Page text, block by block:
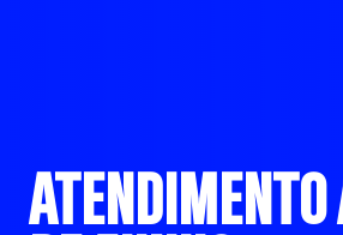
ATENDIMENTO